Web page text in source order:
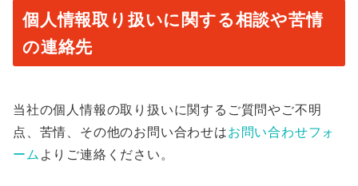
個人情報取り扱いに関する相談や苦情
の連絡先
当社の個人情報の取り扱いに関するご質問やご不明
点、苦情、その他のお問い合わせはお問い合わせフォ
ーム よりご連絡ください。